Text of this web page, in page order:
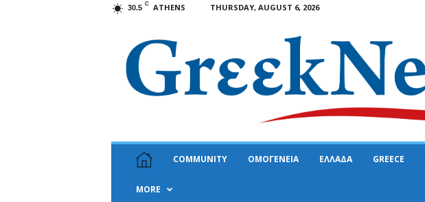
30.5 C ATHENS THURSDAY, AUGUST 6, 2026
COMMUNITY ΟΜΟΓΕΝΕΙΑ ΕΛΛΑΔΑ GREECE
MORE